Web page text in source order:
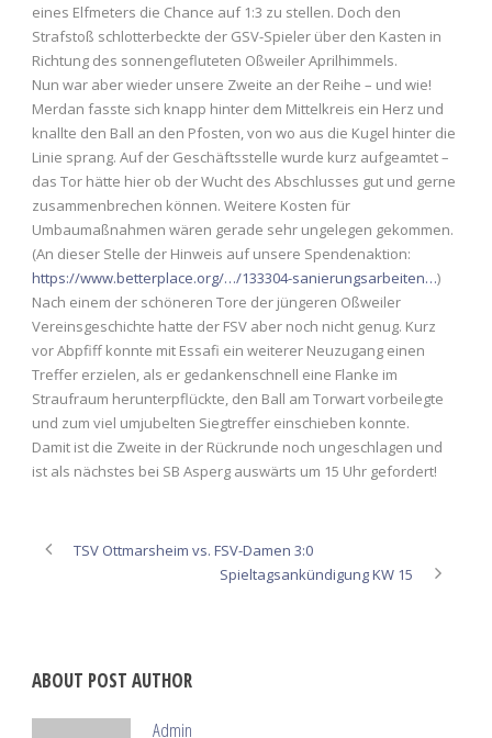
eines Elfmeters die Chance auf 1:3 zu stellen. Doch den
Strafstoß schlotterbeckte der GSV-Spieler über den Kasten in
Richtung des sonnengefluteten Oßweiler Aprilhimmels.
Nun war aber wieder unsere Zweite an der Reihe – und wie!
Merdan fasste sich knapp hinter dem Mittelkreis ein Herz und
knallte den Ball an den Pfosten, von wo aus die Kugel hinter die
Linie sprang. Auf der Geschäftsstelle wurde kurz aufgeamtet –
das Tor hätte hier ob der Wucht des Abschlusses gut und gerne
zusammenbrechen können. Weitere Kosten für
Umbaumaßnahmen wären gerade sehr ungelegen gekommen.
(An dieser Stelle der Hinweis auf unsere Spendenaktion:
https://www.betterplace.org/…/133304-sanierungsarbeiten…)
Nach einem der schöneren Tore der jüngeren Oßweiler
Vereinsgeschichte hatte der FSV aber noch nicht genug. Kurz
vor Abpfiff konnte mit Essafi ein weiterer Neuzugang einen
Treffer erzielen, als er gedankenschnell eine Flanke im
Straufraum herunterpflückte, den Ball am Torwart vorbeilegte
und zum viel umjubelten Siegtreffer einschieben konnte.
Damit ist die Zweite in der Rückrunde noch ungeschlagen und
ist als nächstes bei SB Asperg auswärts um 15 Uhr gefordert!
TSV Ottmarsheim vs. FSV-Damen 3:0
Spieltagsankündigung KW 15
ABOUT POST AUTHOR
Admin